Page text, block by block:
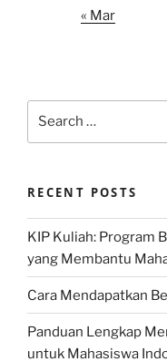
« Mar
RECENT POSTS
KIP Kuliah: Program
yang Membantu
Cara Mendapatkan
Panduan Lengkap
untuk Mahasiswa